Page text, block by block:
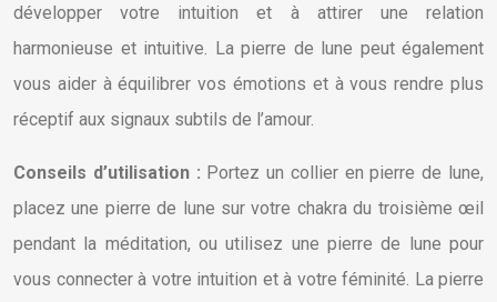
développer votre intuition et à attirer une relation
harmonieuse et intuitive. La pierre de lune peut également
vous aider à équilibrer vos émotions et à vous rendre plus
réceptif aux signaux subtils de l’amour.
Conseils d’utilisation : Portez un collier en pierre de lune,
placez une pierre de lune sur votre chakra du troisième œil
pendant la méditation, ou utilisez une pierre de lune pour
vous connecter à votre intuition et à votre féminité. La pierre